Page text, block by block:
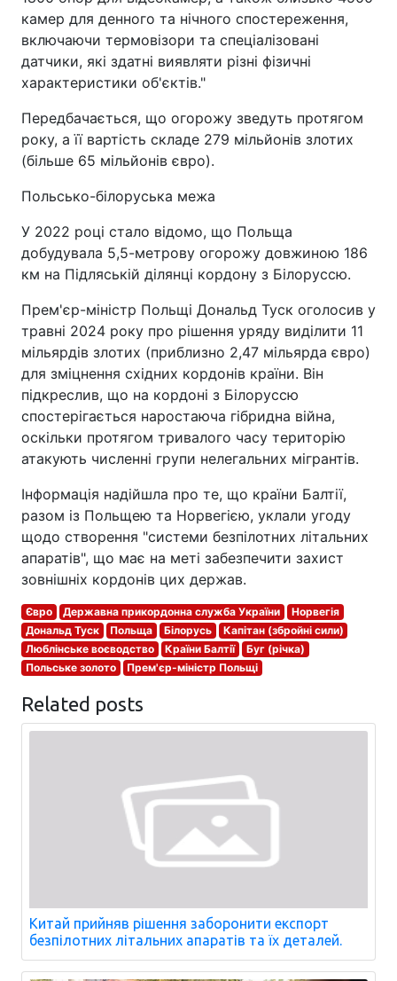
камер для денного та нічного спостереження,
включаючи термовізори та спеціалізовані
датчики, які здатні виявляти різні фізичні
характеристики об'єктів."
Передбачається, що огорожу зведуть протягом
року, а її вартість складе 279 мільйонів злотих
(більше 65 мільйонів євро).
Польсько-білоруська межа
У 2022 році стало відомо, що Польща
добудувала 5,5-метрову огорожу довжиною 186
км на Підляській ділянці кордону з Білоруссю.
Прем'єр-міністр Польщі Дональд Туск оголосив у
травні 2024 року про рішення уряду виділити 11
мільярдів злотих (приблизно 2,47 мільярда євро)
для зміцнення східних кордонів країни. Він
підкреслив, що на кордоні з Білоруссю
спостерігається наростаюча гібридна війна,
оскільки протягом тривалого часу територію
атакують численні групи нелегальних мігрантів.
Інформація надійшла про те, що країни Балтії,
разом із Польщею та Норвегією, уклали угоду
щодо створення "системи безпілотних літальних
апаратів", що має на меті забезпечити захист
зовнішніх кордонів цих держав.
Євро Державна прикордонна служба України
Норвегія
Дональд Туск
Польща Білорусь
Капітан (збройні сили)
Люблінське воєводство
Країни Балтії
Буг (річка)
Польське золото
Прем'єр-міністр Польщі
Related posts
Китай прийняв рішення заборонити експорт
безпілотних літальних апаратів та їх деталей.